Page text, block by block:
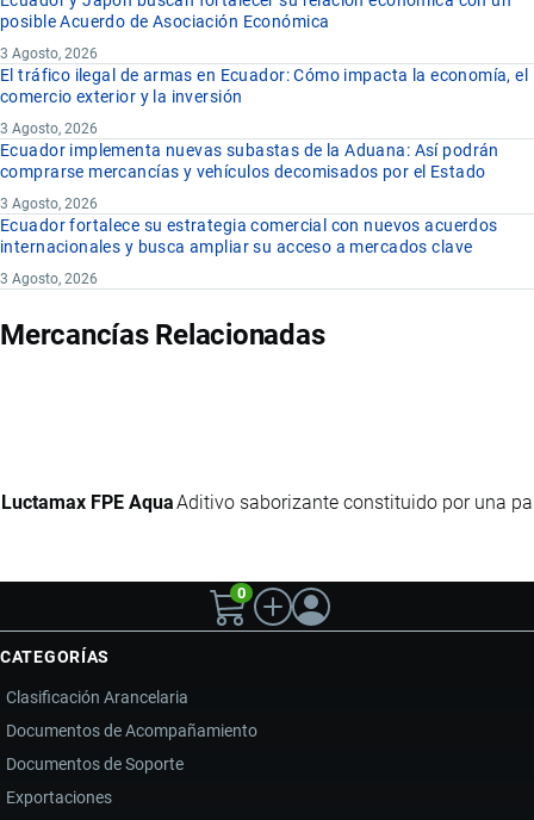
posible Acuerdo de Asociación Económica
3 Agosto, 2026
El tráfico ilegal de armas en Ecuador: Cómo impacta la economía, el
comercio exterior y la inversión
3 Agosto, 2026
Ecuador implementa nuevas subastas de la Aduana: Así podrán
comprarse mercancías y vehículos decomisados por el Estado
3 Agosto, 2026
Ecuador fortalece su estrategia comercial con nuevos acuerdos
internacionales y busca ampliar su acceso a mercados clave
3 Agosto, 2026
Mercancías Relacionadas
Luctamax FPE AquaAditivo saborizante constituido por una
0
CATEGORÍAS
Clasificación Arancelaria
Documentos de Acompañamiento
Documentos de Soporte
Exportaciones